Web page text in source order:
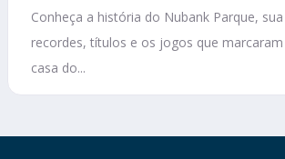
Conheça a história do Nubank Parque,
recordes, títulos e os jogos que
casa do...